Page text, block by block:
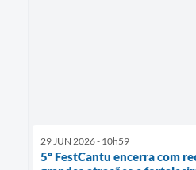
29 JUN 2026 - 10h59
5º FestCantu encerra com